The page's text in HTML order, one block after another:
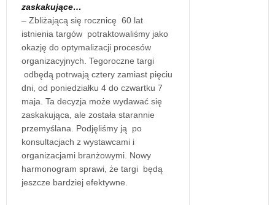
zaskakujące…
– Zbliżającą się rocznicę 60 lat
istnienia targów potraktowaliśmy jako
okazję do optymalizacji procesów
organizacyjnych. Tegoroczne targi
odbędą potrwają cztery zamiast pięciu
dni, od poniedziałku 4 do czwartku 7
maja. Ta decyzja może wydawać się
zaskakująca, ale została starannie
przemyślana. Podjęliśmy ją po
konsultacjach z wystawcami i
organizacjami branżowymi. Nowy
harmonogram sprawi, że targi będą
jeszcze bardziej efektywne.